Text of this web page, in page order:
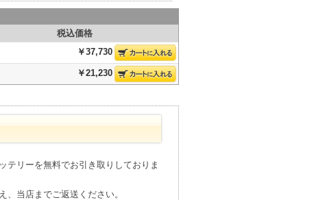
税込価格
￥37,730
￥21,230
テリーを無料でお引き取りしておりま
当店までご返送ください。